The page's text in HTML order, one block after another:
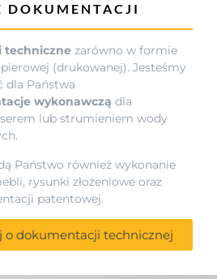
DOKUMENTACJI
techniczne zarówno w formie
(drukowanej). Jesteśmy
dla Państwa
wykonawczą dla
lub strumieniem wody
Państwo również wykonanie
rysunki złożeniowe oraz
patentowej.
o dokumentacji technicznej